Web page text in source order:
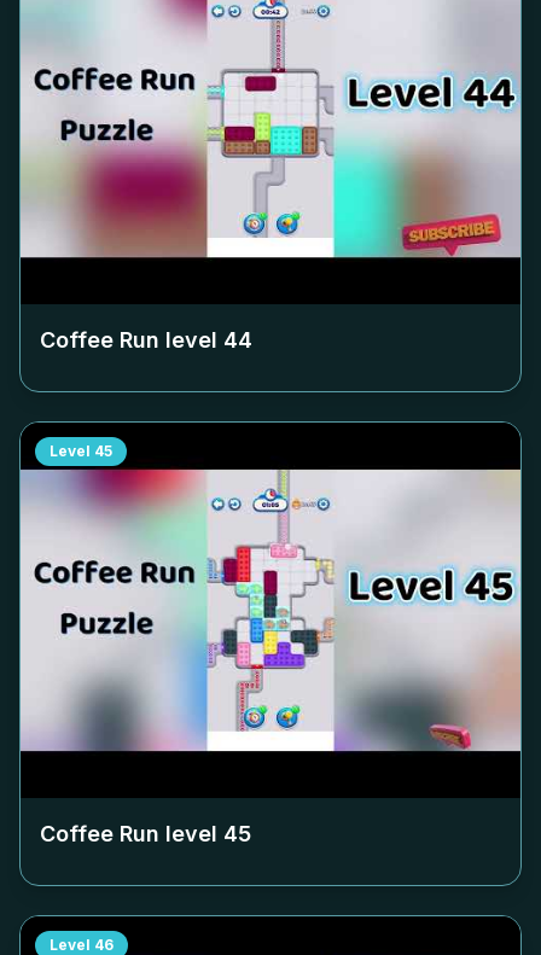
Coffee Run level 44
Level 45
Coffee Run level 45
Level 46